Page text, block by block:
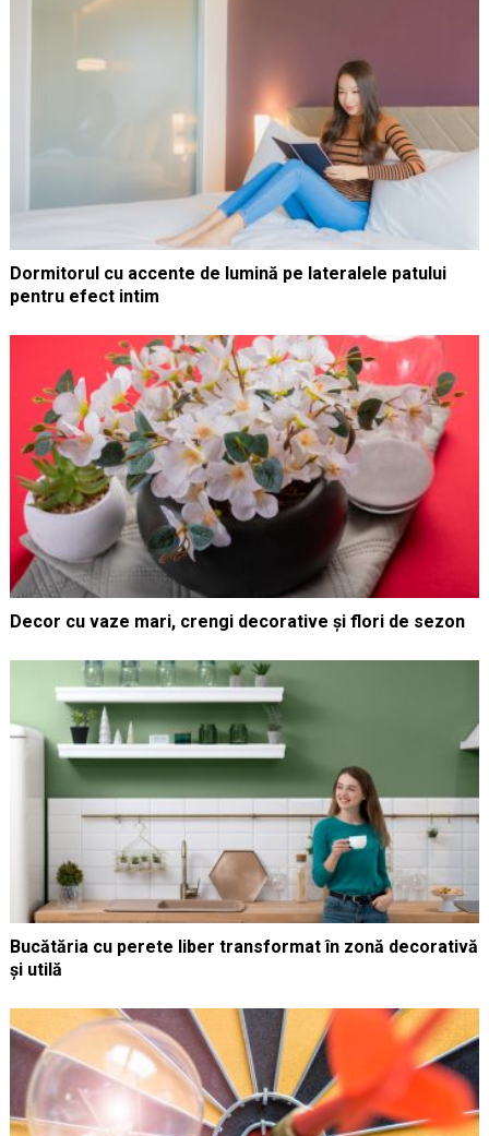
Dormitorul cu accente de lumină pe lateralele patului
pentru efect intim
Decor cu vaze mari, crengi decorative și flori de sezon
Bucătăria cu perete liber transformat în zonă decorativă
și utilă